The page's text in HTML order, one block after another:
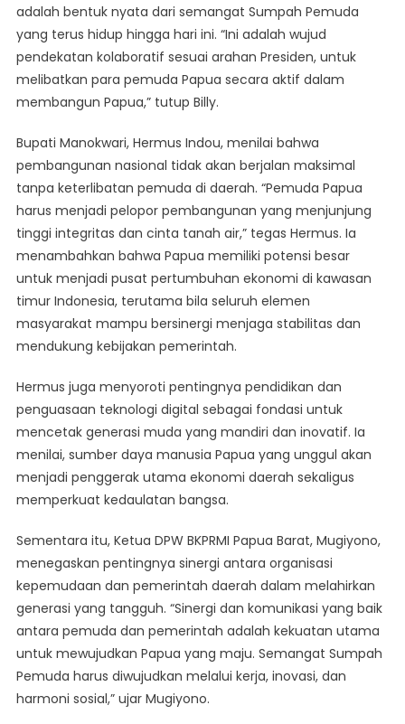
adalah bentuk nyata dari semangat Sumpah Pemuda
yang terus hidup hingga hari ini. “Ini adalah wujud
pendekatan kolaboratif sesuai arahan Presiden, untuk
melibatkan para pemuda Papua secara aktif dalam
membangun Papua,” tutup Billy.
Bupati Manokwari, Hermus Indou, menilai bahwa
pembangunan nasional tidak akan berjalan maksimal
tanpa keterlibatan pemuda di daerah. “Pemuda Papua
harus menjadi pelopor pembangunan yang menjunjung
tinggi integritas dan cinta tanah air,” tegas Hermus. Ia
menambahkan bahwa Papua memiliki potensi besar
untuk menjadi pusat pertumbuhan ekonomi di kawasan
timur Indonesia, terutama bila seluruh elemen
masyarakat mampu bersinergi menjaga stabilitas dan
mendukung kebijakan pemerintah.
Hermus juga menyoroti pentingnya pendidikan dan
penguasaan teknologi digital sebagai fondasi untuk
mencetak generasi muda yang mandiri dan inovatif. Ia
menilai, sumber daya manusia Papua yang unggul akan
menjadi penggerak utama ekonomi daerah sekaligus
memperkuat kedaulatan bangsa.
Sementara itu, Ketua DPW BKPRMI Papua Barat, Mugiyono,
menegaskan pentingnya sinergi antara organisasi
kepemudaan dan pemerintah daerah dalam melahirkan
generasi yang tangguh. “Sinergi dan komunikasi yang baik
antara pemuda dan pemerintah adalah kekuatan utama
untuk mewujudkan Papua yang maju. Semangat Sumpah
Pemuda harus diwujudkan melalui kerja, inovasi, dan
harmoni sosial,” ujar Mugiyono.